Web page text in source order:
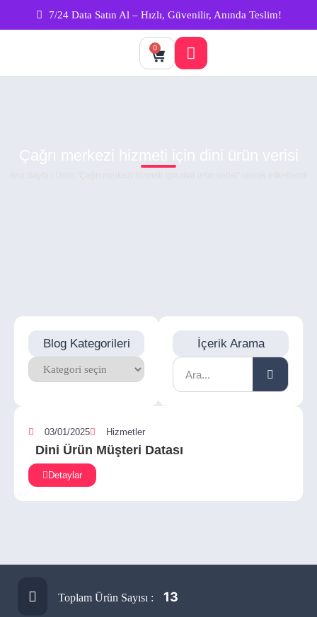
7/24 Data Satın Al – Hızlı, Güvenilir, Anında Teslim!
0
Çağrı merkezi hizmeti için dini ürün verisi
Blog Kategorileri İçerik Arama
03/01/2025 Hizmetler
Dini Ürün Müşteri Datası
Detaylar
Toplam Ürün Sayısı : 13